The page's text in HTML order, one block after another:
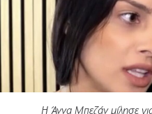
Η Άννα Μπεζάν μίλησε